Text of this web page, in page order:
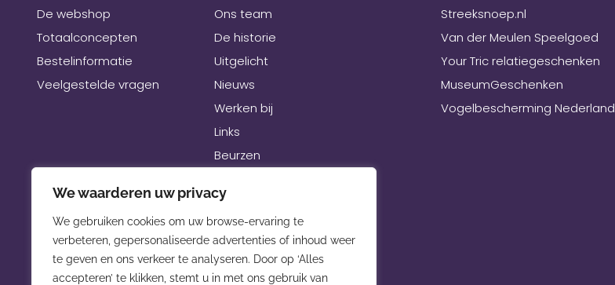
We waarderen uw privacy
We gebruiken cookies om uw browse-ervaring te
verbeteren, gepersonaliseerde advertenties of inhoud weer
te geven en ons verkeer te analyseren. Door op ‘Alles
accepteren’ te klikken, stemt u in met ons gebruik van
De webshop
Totaalconcepten
Bestelinformatie
Veelgestelde vragen
Ons team
De historie
Uitgelicht
Nieuws
Werken bij
Links
Beurzen
Streeksnoep.nl
Van der Meulen Speelgoed
Your Tric relatiegeschenken
MuseumGeschenken
Vogelbescherming Nederland